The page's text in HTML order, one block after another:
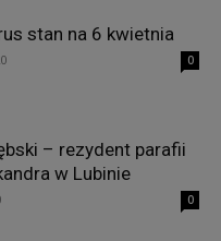
stan na 6 kwietnia
0
– rezydent parafii
w Lubinie
0